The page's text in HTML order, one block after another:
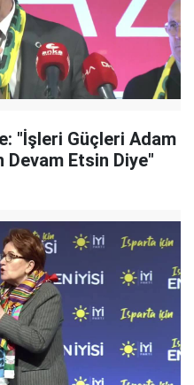
"İşleri Güçleri Adam
Devam Etsin Diye"